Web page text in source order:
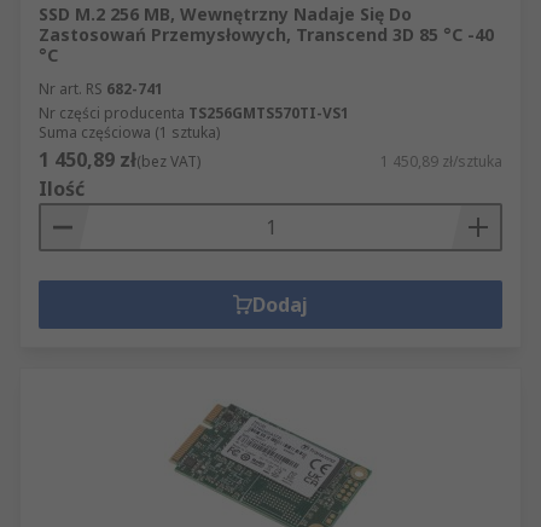
SSD M.2 256 MB, Wewnętrzny Nadaje Się Do
Zastosowań Przemysłowych, Transcend 3D 85 °C -40
°C
Nr art. RS 682-741
Nr części producenta TS256GMTS570TI-VS1
Suma częściowa (1 sztuka)
1 450,89 zł(bez VAT) 1 450,89 zł/sztuka
Ilość
Dodaj